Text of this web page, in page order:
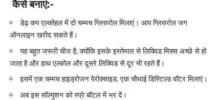
कैसेबनाएं:-
डेढ़ कप एल्कोहल में दो चम्मच ग्लिसरोल मिलाएं। आप ग्लिसरोल जग
ऑनलाइन खरीद सकते हैं।
यह बहुत जरूरी चीज है, क्योंकि इसके इस्तेमाल से लिक्विड मिक्स अच्छे से हो
जाता है और हाथ एल्कोल और दूसरे लिक्विड से दूर भी रहते हैं।
इसमें एक चम्मच हाइड्रोजन पेरोक्साइड, एक चौथाई डिस्टिल्ड वॉटर मिलाएं।
अब इस सॉल्युशन को स्प्रे बॉटल में भर दें।